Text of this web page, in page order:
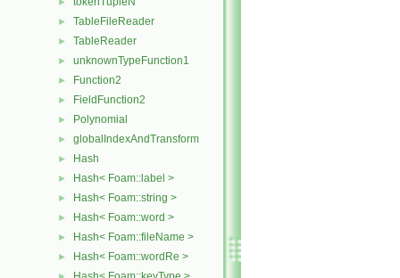
► TableFileReader
► TableReader
► unknownTypeFunction1
► Function2
► FieldFunction2
► Polynomial
► globalIndexAndTransform
► Hash
► Hash< Foam::label >
► Hash< Foam::string >
► Hash< Foam::word >
► Hash< Foam::fileName >
► Hash< Foam::wordRe >